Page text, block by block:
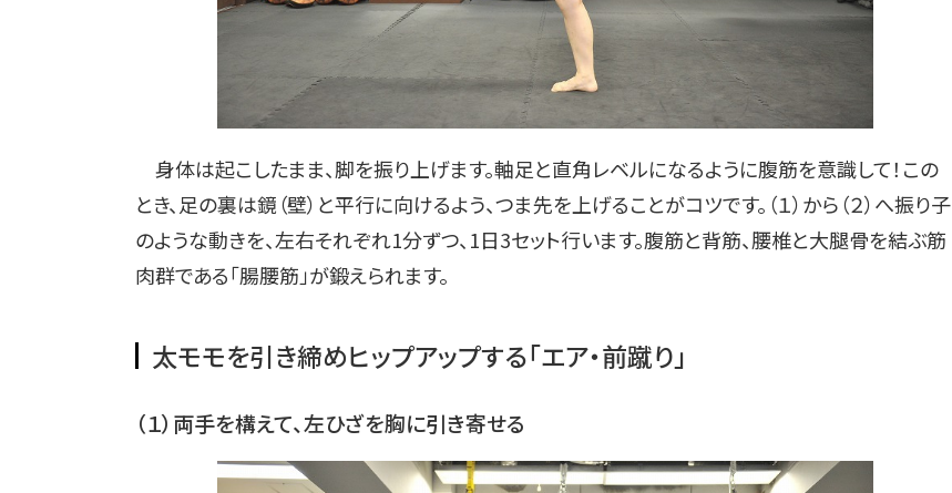
身体は起こしたまま、脚を振り上げます。軸足と直角レベルになるように腹筋を意識して！この
とき、足の裏は鏡（壁）と平行に向けるよう、つま先を上げることがコツです。（１）から（２）へ振り子
のような動きを、左右それぞれ1分ずつ、1日3セット行います。腹筋と背筋、腰椎と大腿骨を結ぶ筋
肉群である「腸腰筋」が鍛えられます。
太モモを引き締めヒップアップする「エア・前蹴り」
（１）両手を構えて、左ひざを胸に引き寄せる